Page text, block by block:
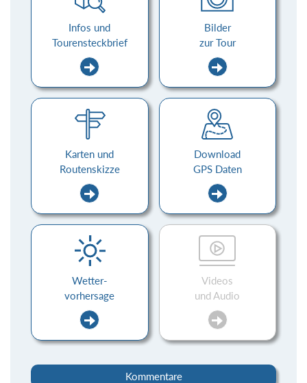
Infos und
Tourensteckbrief
Bilder
zur Tour
Karten und
Routenskizze
Download
GPS Daten
Wetter-
vorhersage
Videos
und Audio
Kommentare